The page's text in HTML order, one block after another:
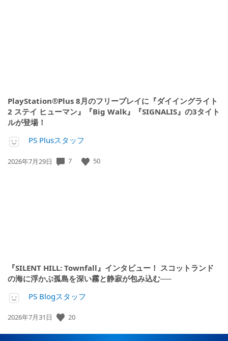
PlayStation®Plus 8月のフリープレイに『ダイイングライト
2 ステイ ヒューマン』『Big Walk』『SIGNALIS』の3タイト
ルが登場！
PS Plusスタッフ
公
2026年7月29日 7 50
『SILENT HILL: Townfall』インタビュー！ スコットランド
の海に浮かぶ孤島を深い霧と静寂が包み込む──
PS Blogスタッフ
公
日:
2026年7月31日 20